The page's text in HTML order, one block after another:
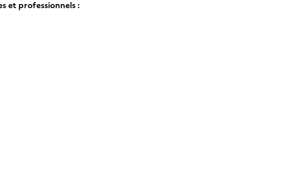
et professionnels :